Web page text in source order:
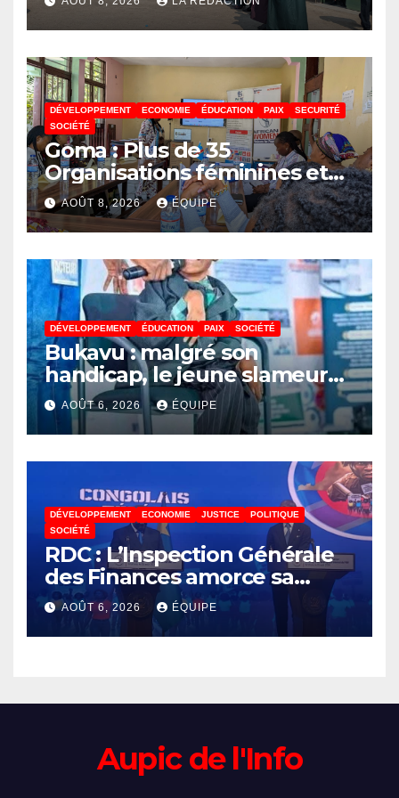
DÉVELOPPEMENT ECONOMIE ÉDUCATION PAIX
SECURITÉ
SOCIÉTÉ
Goma : Plus de 35
Organisations féminines et
associations des jeunes
réunies pour parler paix
AOÛT 8, 2026 ÉQUIPE
DÉVELOPPEMENT ÉDUCATION PAIX SOCIÉTÉ
Bukavu : malgré son
handicap, le jeune slameur
Akonkwa Kenyata Bernard
lance un appel à la solidarité
pour poursuivre ses études
AOÛT 6, 2026 ÉQUIPE
DÉVELOPPEMENT ECONOMIE JUSTICE
POLITIQUE
SOCIÉTÉ
RDC : L’Inspection Générale
des Finances amorce sa
révolution numérique pour
un contrôle permanent des
finances publiques
AOÛT 6, 2026 ÉQUIPE
Aupic de l'Info